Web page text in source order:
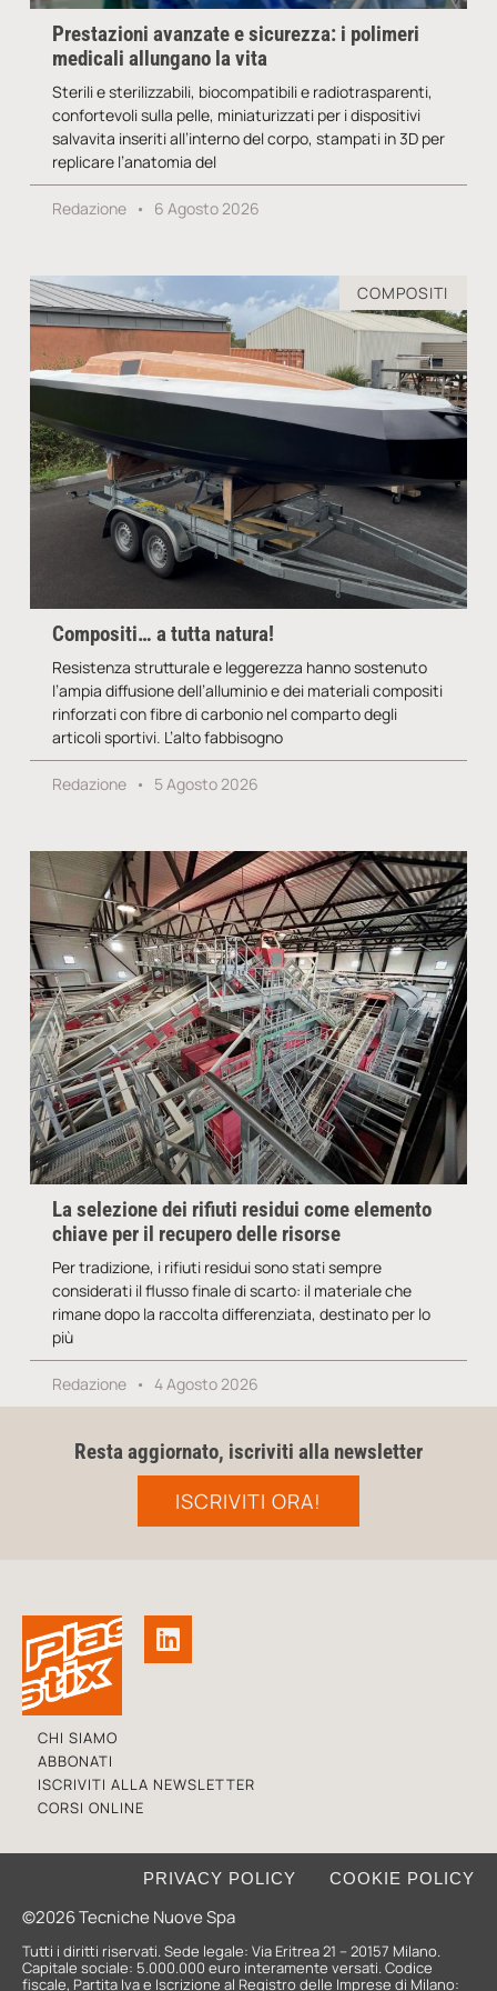
Prestazioni avanzate e sicurezza: i polimeri
medicali allungano la vita
Sterili e sterilizzabili, biocompatibili e radiotrasparenti,
confortevoli sulla pelle, miniaturizzati per i dispositivi
salvavita inseriti all’interno del corpo, stampati in 3D per
replicare l’anatomia del
Redazione 6 Agosto 2026
COMPOSITI
Compositi… a tutta natura!
Resistenza strutturale e leggerezza hanno sostenuto
l’ampia diffusione dell’alluminio e dei materiali compositi
rinforzati con fibre di carbonio nel comparto degli
articoli sportivi. L’alto fabbisogno
Redazione 5 Agosto 2026
La selezione dei rifiuti residui come elemento
chiave per il recupero delle risorse
Per tradizione, i rifiuti residui sono stati sempre
considerati il flusso finale di scarto: il materiale che
rimane dopo la raccolta differenziata, destinato per lo
più
Redazione 4 Agosto 2026
Resta aggiornato, iscriviti alla newsletter
ISCRIVITI ORA!
CHI SIAMO
ABBONATI
ISCRIVITI ALLA NEWSLETTER
CORSI ONLINE
©2026 Tecniche Nuove Spa
PRIVACY POLICY COOKIE POLICY
Tutti i diritti riservati. Sede legale: Via Eritrea 21 – 20157 Milano.
Capitale sociale: 5.000.000 euro interamente versati. Codice
fiscale, Partita Iva e Iscrizione al Registro delle Imprese di Milano: